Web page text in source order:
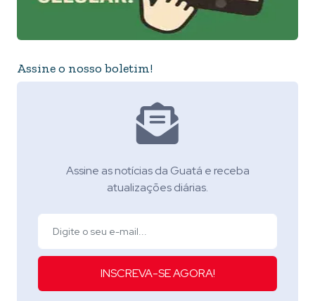
Assine o nosso boletim!
Assine as notícias da Guatá e receba
atualizações diárias.
INSCREVA-SE AGORA!